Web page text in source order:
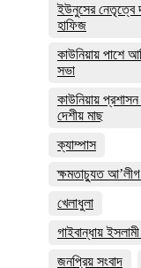
ইউনুসের নেতৃত্বে
হাফিজ
কাউনিয়ায় পাশে
সভা
কাউনিয়ায় প্রশাসন
দেশীয় মাছ
ক্যাম্পাস
ক্ষমতাচ্যুত আ’লীগ
খেলাধুলা
গাইবান্ধায় ইসলামী
জনপ্রিয় সংবাদ